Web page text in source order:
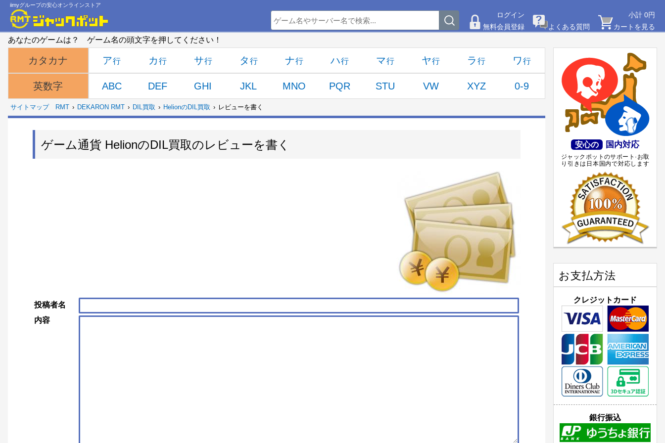
iimyグループの安心オンラインストア
ログイン
無料会員登録
よくある質問
小計 0円
カートを見る
あなたのゲームは？ ゲーム名の頭文字を押してください！
カタカナ
英数字
ア カ サ タ ナ ハ マ ヤ ラ ワ
ABC DEF GHI JKL MNO PQR STU VW XYZ 0-9
サイトマップ RMT DEKARON RMT DIL買取 HelionのDIL買取 レビューを書く
ゲーム通貨 HelionのDIL買取のレビューを書く
投稿者名
内容
安心の 国内対応
ジャックポットのサポート·お取
り引きは日本国内で対応します
お支払方法
クレジットカード
銀行振込